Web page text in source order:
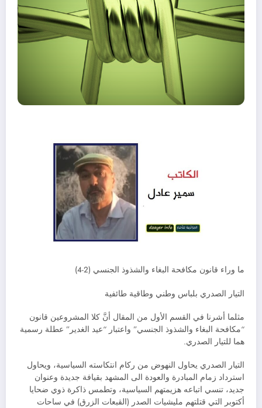
ما وراء قانون مكافحة البغاء والشذوذ الجنسي (2-4)
التيار الصدري بلباس وطني وطاقية طائفية
مثلما أشرنا في القسم الأول من المقال أنَّ كلا المشروعين قانون
“مكافحة البغاء والشذوذ الجنسي” واعتبار “عيد الغدير” عطلة رسمية
هما للتيار الصدري.
التيار الصدري يحاول النهوض من ركام انتكاسته السياسية، ويحاول
استرداد زمام المبادرة والعودة الى المشهد بقيافة جديدة وعنوان
جديد، تنسي اتباعه هزيمتهم السياسية، وتطمس ذاكرة ذوي ضحايا
أكتوبر التي قتلتهم مليشيات الصدر (القبعات الزرق) في ساحات